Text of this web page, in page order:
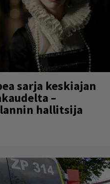
sarja keskiajan
–
hallitsija